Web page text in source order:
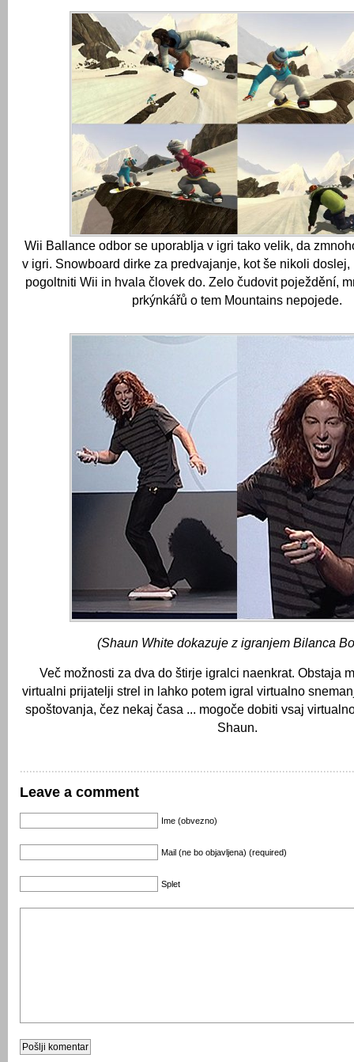
Wii Ballance odbor se uporablja v igri tako velik, da
v igri. Snowboard dirke za predvajanje, kot še nikoli
pogoltniti Wii in hvala človek do. Zelo čudovit poježdění,
prkýnkářů o tem Mountains nepojede.
(Shaun White dokazuje z igranjem Bilanca
Več možnosti za dva do štirje igralci naenkrat. Obstaja
virtualni prijatelji strel in lahko potem igral virtualno
spoštovanja, čez nekaj časa ... mogoče dobiti vsaj
Shaun.
Leave a comment
Ime (obvezno)
Mail (ne bo objavljena) (required)
Splet